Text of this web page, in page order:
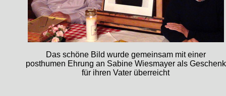
Das schöne Bild wurde gemeinsam mit einer
posthumen Ehrung an Sabine Wiesmayer als Geschenk
für ihren Vater überreicht